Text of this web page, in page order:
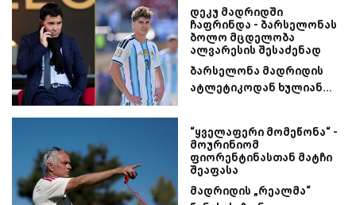
დეკუ მადრიდში
ჩაფრინდა - ბარსელონას
ბოლო მცდელობა
ალვარესის შესაძენად
ბარსელონა მადრიდის
ატლეტიკოდან ხულიან...
“ყველაფერი მომეწონა“ -
მოურინიომ
ფიორენტინასთან მატჩი
შეაფასა
მადრიდის „რეალმა“